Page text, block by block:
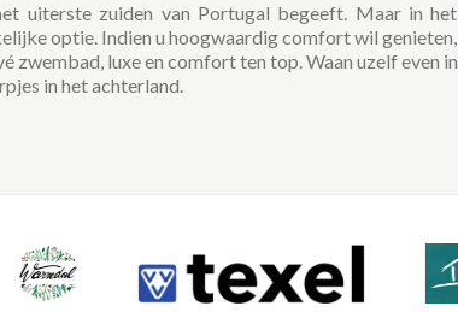
uiterste zuiden van Portugal begeeft. Maar in het
optie. Indien u hoogwaardig comfort wil genieten,
zwembad, luxe en comfort ten top. Waan uzelf even in
in het achterland.